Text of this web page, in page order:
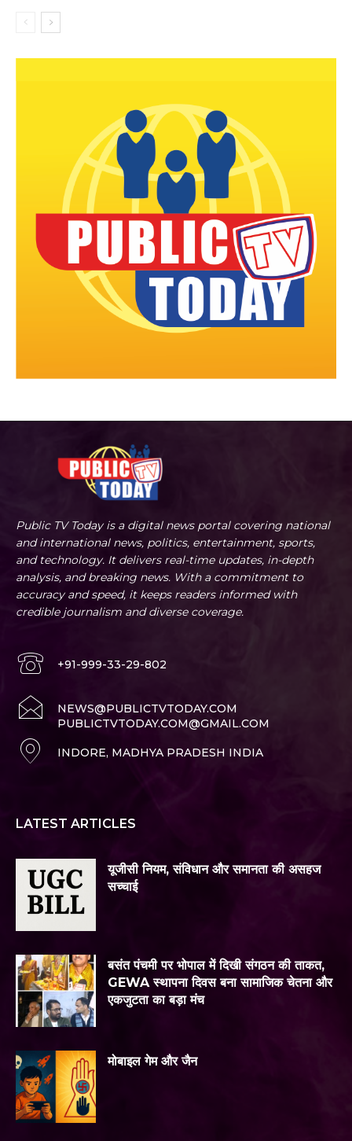
Public TV Today is a digital news portal covering national
and international news, politics, entertainment, sports,
and technology. It delivers real-time updates, in-depth
analysis, and breaking news. With a commitment to
accuracy and speed, it keeps readers informed with
credible journalism and diverse coverage.
+91-999-33-29-802
NEWS@PUBLICTVTODAY.COM
PUBLICTVTODAY.COM@GMAIL.COM
INDORE, MADHYA PRADESH INDIA
LATEST ARTICLES
यूजीसी नियम, संविधान और समानता की असहज
सच्चाई
बसंत पंचमी पर भोपाल में दिखी संगठन की ताकत,
GEWA स्थापना दिवस बना सामाजिक चेतना और
एकजुटता का बड़ा मंच
मोबाइल गेम और जैन